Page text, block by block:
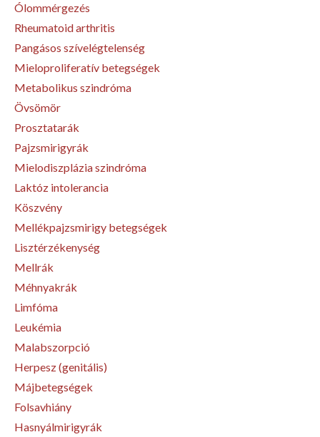
Ólommérgezés
Rheumatoid arthritis
Pangásos szívelégtelenség
Mieloproliferatív betegségek
Metabolikus szindróma
Övsömör
Prosztatarák
Pajzsmirigyrák
Mielodiszplázia szindróma
Laktóz intolerancia
Köszvény
Mellékpajzsmirigy betegségek
Lisztérzékenység
Mellrák
Méhnyakrák
Limfóma
Leukémia
Malabszorpció
Herpesz (genitális)
Májbetegségek
Folsavhiány
Hasnyálmirigyrák